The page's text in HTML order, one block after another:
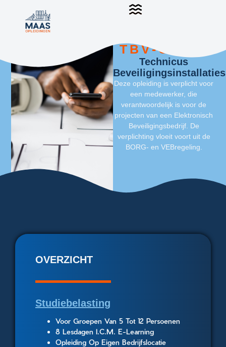
TBV-Groep
Technicus
Beveiligingsinstallaties
Deze opleiding is verplicht voor
een medewerker, die
verantwoordelijk is voor de
projecten van een Elektronisch
Beveiligingsbedrijf. De
verplichting vloeit voort uit de
BORG- en VEBregeling.
OVERZICHT
Studiebelasting
Voor Groepen Van 5 Tot 12 Persoenen
8 Lesdagen I.C.M. E-Learning
Opleiding Op Eigen Bedrijfslocatie